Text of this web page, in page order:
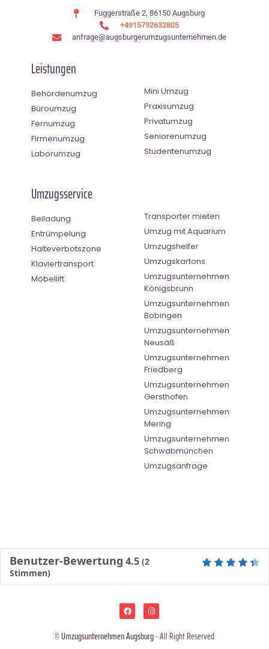
Fuggerstraße 2, 86150 Augsburg
+4915792632805
anfrage@augsburgerumzugsunternehmen.de
Leistungen
Behördenumzug
Büroumzug
Fernumzug
Firmenumzug
Laborumzug
Mini Umzug
Praxisumzug
Privatumzug
Seniorenumzug
Studentenumzug
Umzugsservice
Beiladung
Entrümpelung
Halteverbotszone
Klaviertransport
Möbellift
Transporter mieten
Umzug mit Aquarium
Umzugshelfer
Umzugskartons
Umzugsunternehmen
Königsbrunn
Umzugsunternehmen
Bobingen
Umzugsunternehmen
Neusäß
Umzugsunternehmen
Friedberg
Umzugsunternehmen
Gersthofen
Umzugsunternehmen
Mering
Umzugsunternehmen
Schwabmünchen
Umzugsanfrage
Benutzer-Bewertung 4.5 (2
Stimmen)
©Umzugsunternehmen Augsburg- All Right Reserved